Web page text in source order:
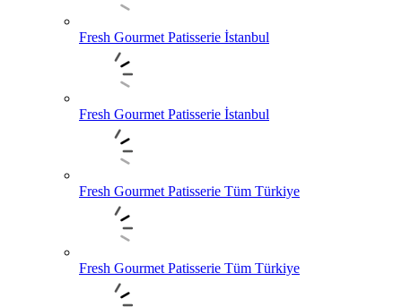
Fresh Gourmet Patisserie İstanbul
Fresh Gourmet Patisserie İstanbul
Fresh Gourmet Patisserie Tüm Türkiye
Fresh Gourmet Patisserie Tüm Türkiye